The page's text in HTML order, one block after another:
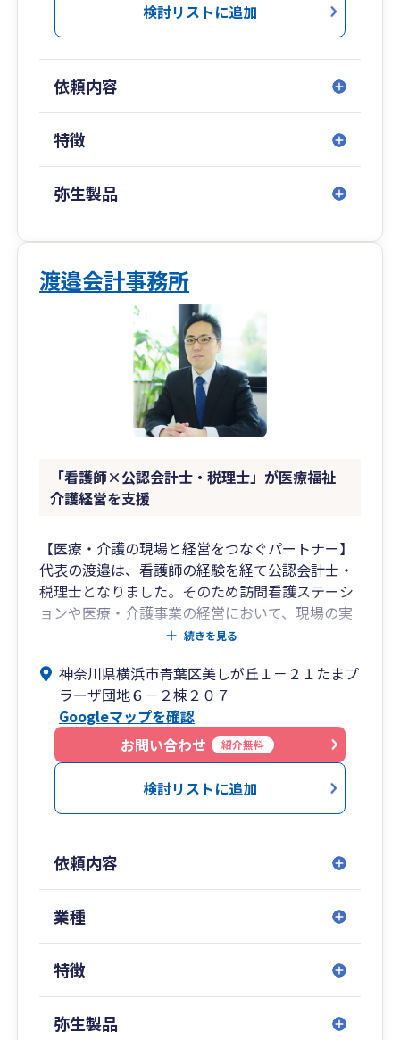
検討リストに追加
依頼内容
特徴
弥生製品
渡邉会計事務所
「看護師×公認会計士・税理士」が医療福祉
介護経営を支援
【医療・介護の現場と経営をつなぐパートナー】
代表の渡邉は、看護師の経験を経て公認会計士・
税理士となりました。そのため訪問看護ステーシ
ョンや医療・介護事業の経営において、現場の実
務と財務数値の両方を深く理解していることが当
ンライン面談により、全国どこでも地域を問わ
ず、スピーディーかつ密なコミュニケーションが
可能です 。
【このような経営者様のお悩みを解決します】
「現場の実務をわかった上で、数字のアドバイス
「訪問看護や医療・介護に特化した、専門性の高
「全国対応で、場所を選ばず気軽に相談したい」
弥生会計を活用した自計化支援から、中長期的な
経営改善まで、専門家として全力でサポートいた
続きを見る
神奈川県横浜市青葉区美しが丘１－２１たまプ
ラーザ団地６－２棟２０７
Googleマップを確認
お問い合わせ
紹介無料
検討リストに追加
依頼内容
業種
特徴
弥生製品